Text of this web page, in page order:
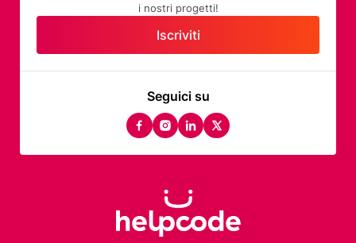
Seguici su
facebook
instagram
linkedin
twitter
i nostri progetti!
Iscriviti